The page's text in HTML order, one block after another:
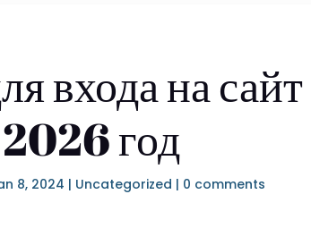
входа на
2026 год
8, 2024 | Uncategorized | 0 comments